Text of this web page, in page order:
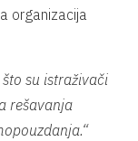
organizacija
su istraživači
rešavanja